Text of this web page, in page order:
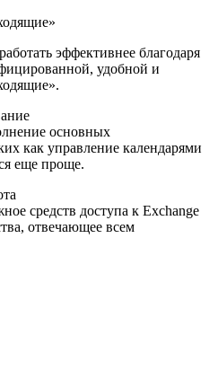
эффективнее благодаря
удобной и
основных
как управление календарями
еще проще.
средств доступа к Exchange
отвечающее всем